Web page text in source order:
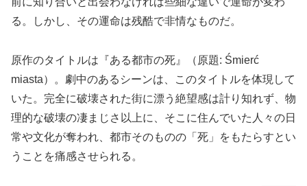
る。しかし、その運命は残酷で非情なものだ。
原作のタイトルは『ある都市の死』（原題: Śmierć
miasta）。劇中のあるシーンは、このタイトルを体現して
いた。完全に破壊された街に漂う絶望感は計り知れず、物
理的な破壊の凄まじさ以上に、そこに住んでいた人々の日
常や文化が奪われ、都市そのものの「死」をもたらすとい
うことを痛感させられる。